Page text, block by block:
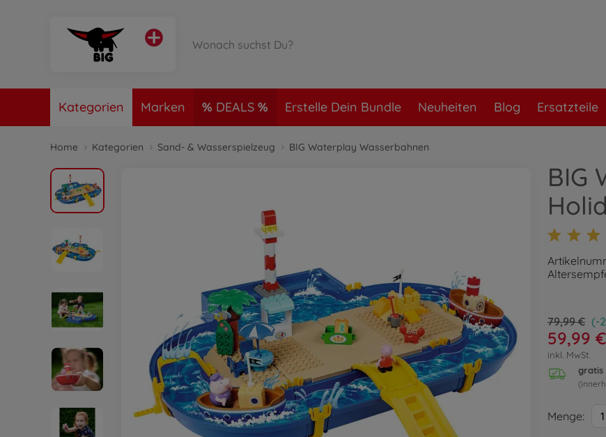
Kategorien Marken DEALS Erstelle Dein Bundle Neuheiten Blog Ersatzteile
Home Kategorien Sand- & Wasserspielzeug BIG Waterplay Wasserbahnen
BIG
79,99 € (-
59,99 €
inkl. MwSt.
gratis
Menge: 1